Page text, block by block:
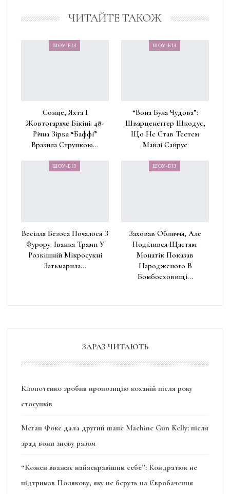
ЧИТАЙТЕ ТАКОЖ
ШОУ-БІЗ
Сонце, Яхта І
Жовтогаряче Бікіні: 48-
Річна Зірка “Баффі”
Вразила Стрункою…
ШОУ-БІЗ
“Вона Була Чудова”:
Шварценеггер Шкодує,
Що Не Став Тестем
Майлі Сайрус
ШОУ-БІЗ
Весілля Безоса Почалося З
Фурору: Іванка Трамп У
Розкішній Мікросукні
Затьмарила…
ШОУ-БІЗ
Заховав Обличчя, Але
Поділився Щастям:
Монатік Показав
Народженого В
Бомбосховищі…
ЗАРАЗ ЧИТАЮТЬ
Клопотенко зробив пропозицію коханій після року
стосунків
Меган Фокс дала другий шанс Machine Gun Kelly: після
зрад вони знову разом
“Кожен вважає найяскравішим себе”: Кондратюк не
підтримав Полякову, яку не беруть на Євробачення